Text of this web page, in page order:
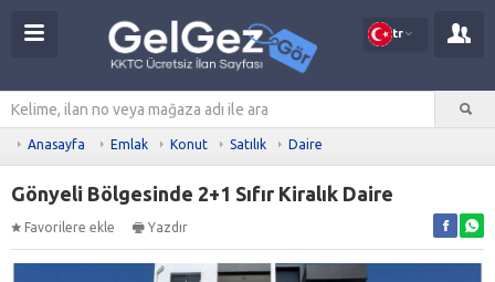
tr
Anasayfa Emlak Konut Satılık Daire
Gönyeli Bölgesinde 2+1 Sıfır Kiralık Daire
Favorilere ekle Yazdır